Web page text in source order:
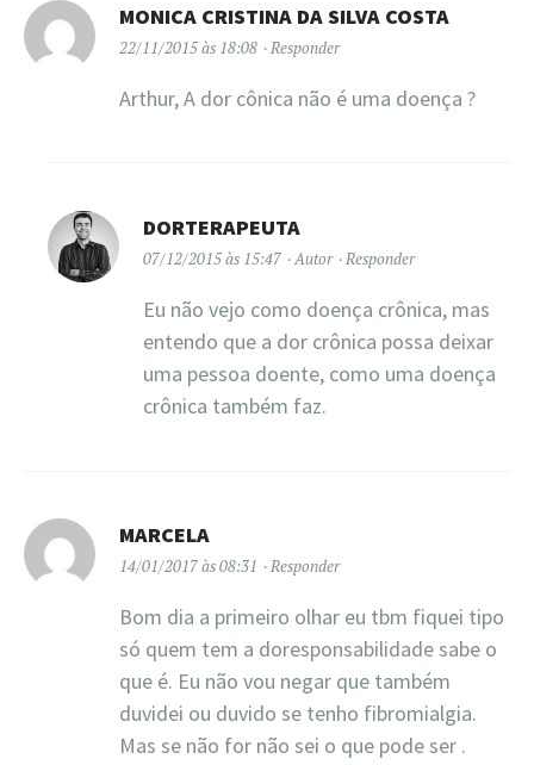
MONICA CRISTINA DA SILVA COSTA
22/11/2015 às 18:08 Responder
Arthur, A dor cônica não é uma doença ?
DORTERAPEUTA
07/12/2015 às 15:47 Autor Responder
Eu não vejo como doença crônica, mas
entendo que a dor crônica possa deixar
uma pessoa doente, como uma doença
crônica também faz.
MARCELA
14/01/2017 às 08:31 Responder
Bom dia a primeiro olhar eu tbm fiquei tipo
só quem tem a doresponsabilidade sabe o
que é. Eu não vou negar que também
duvidei ou duvido se tenho fibromialgia.
Mas se não for não sei o que pode ser .